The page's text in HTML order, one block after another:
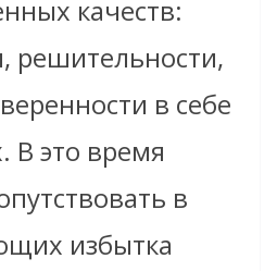
качеств:
решительности,
в себе
В это время
в
избытка